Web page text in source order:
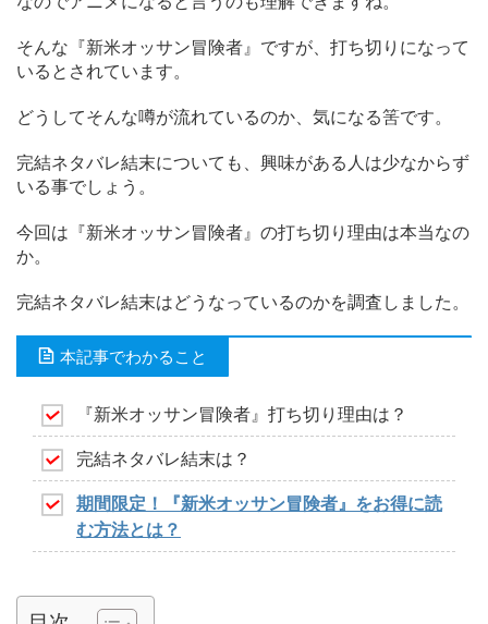
そんな『新米オッサン冒険者』ですが、打ち切りになって
いるとされています。
どうしてそんな噂が流れているのか、気になる筈です。
完結ネタバレ結末についても、興味がある人は少なからず
いる事でしょう。
今回は『新米オッサン冒険者』の打ち切り理由は本当なの
か。
完結ネタバレ結末はどうなっているのかを調査しました。
本記事でわかること
『新米オッサン冒険者』打ち切り理由は？
完結ネタバレ結末は？
期間限定！『新米オッサン冒険者』をお得に読
む方法とは？